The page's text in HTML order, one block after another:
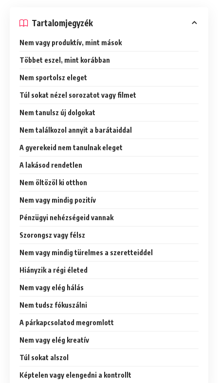
Tartalomjegyzék
Nem vagy produktív, mint mások
Többet eszel, mint korábban
Nem sportolsz eleget
Túl sokat nézel sorozatot vagy filmet
Nem tanulsz új dolgokat
Nem találkozol annyit a barátaiddal
A gyerekeid nem tanulnak eleget
A lakásod rendetlen
Nem öltözöl ki otthon
Nem vagy mindig pozitív
Pénzügyi nehézségeid vannak
Szorongsz vagy félsz
Nem vagy mindig türelmes a szeretteiddel
Hiányzik a régi életed
Nem vagy elég hálás
Nem tudsz fókuszálni
A párkapcsolatod megromlott
Nem vagy elég kreatív
Túl sokat alszol
Képtelen vagy elengedni a kontrollt